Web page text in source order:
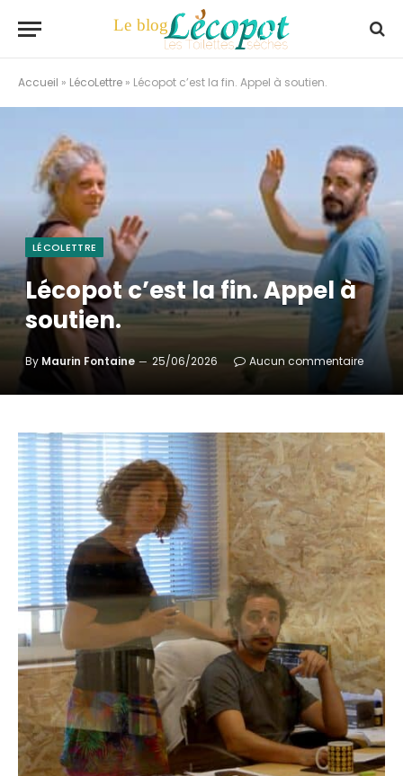
Accueil » LécoLettre » Lécopot c’est la fin. Appel à soutien.
LÉCOLETTRE
Lécopot c’est la fin. Appel à
soutien.
By Maurin Fontaine 25/06/2026 Aucun commentaire